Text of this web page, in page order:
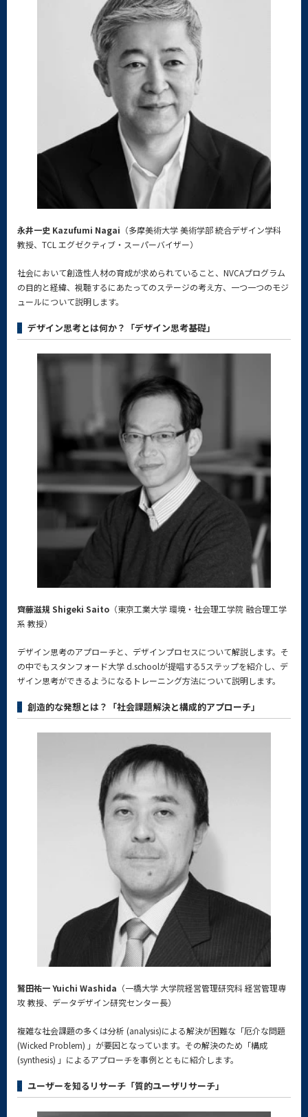
永井一史 Kazufumi Nagai （多摩美術大学 美術学部 統合デザイン学科
教授、TCL エグゼクティブ・スーパーバイザー）
社会において創造性人材の育成が求められていること、NVCAプログラム
の目的と経緯、視聴するにあたってのステージの考え方、一つ一つのモジ
ュールについて説明します。
デザイン思考とは何か？「デザイン思考基礎」
齊藤滋規 Shigeki Saito （東京工業大学 環境・社会理工学院 融合理工学
系 教授）
デザイン思考のアプローチと、デザインプロセスについて解説します。そ
の中でもスタンフォード大学 d.schoolが提唱する5ステップを紹介し、デ
ザイン思考ができるようになるトレーニング方法について説明します。
創造的な発想とは？「社会課題解決と構成的アプローチ」
鷲田祐一 Yuichi Washida （一橋大学 大学院経営管理研究科 経営管理専
攻 教授、データデザイン研究センター長）
複雑な社会課題の多くは分析 (analysis)による解決が困難な「厄介な問題
(Wicked Problem) 」が要因となっています。その解決のため「構成
(synthesis) 」によるアプローチを事例とともに紹介します。
ユーザーを知るリサーチ「質的ユーザリサーチ」